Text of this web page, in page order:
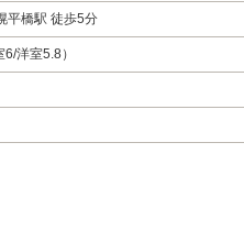
平橋駅 徒歩5分
洋室5.8）